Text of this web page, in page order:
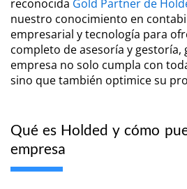
reconocida Gold Partner de
nuestro conocimiento en
empresarial y tecnología para
completo de asesoría y
empresa no solo cumpla con
sino que también optimice su
Qué es Holded y cómo
empresa